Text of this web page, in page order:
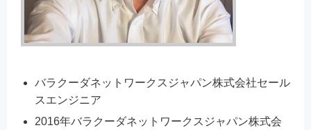
バラクーダネットワークスジャパン株式会社セール
スエンジニア
2016年バラクーダネットワークスジャパン株式会